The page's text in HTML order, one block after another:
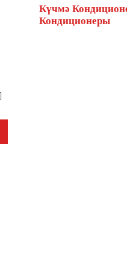
Күчмә
Кондиционеры